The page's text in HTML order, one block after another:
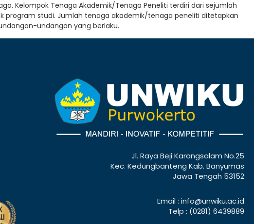
Kelompok Tenaga Akademik/Tenaga Peneliti terdiri dari sejumlah
studi. Jumlah tenaga akademik/tenaga peneliti ditetapkan
undangan yang berlaku.
Jl. Raya Beji Karangsalam No.25
Kec. Kedungbanteng Kab. Banyumas
Jawa Tengah 53152
Email : info@unwiku.ac.id
Telp : (0281) 6439889